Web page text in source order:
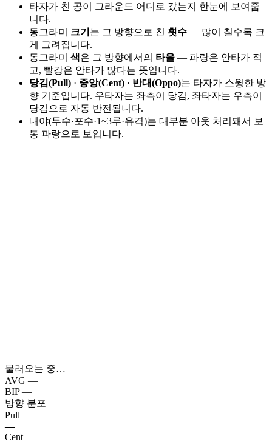
타자가 친 공이 그라운드 어디로 갔는지 한눈에 보여줍
니다.
동그라미 크기 는 그 방향으로 친 횟수 — 많이 칠수록 크
게 그려집니다.
동그라미 색은 그 방향에서의 타율 — 파랑은 안타가 적
고, 빨강은 안타가 많다는 뜻입니다.
당김(Pull) · 중앙(Cent) · 반대(Oppo)는 타자가 스윙한 방
향 기준입니다. 우타자는 좌측이 당김, 좌타자는 우측이
당김으로 자동 반전됩니다.
내야(투수·포수·1~3루·유격)는 대부분 아웃 처리돼서 보
통 파랑으로 보입니다.
불러오는 중…
AVG —
BIP —
방향 분포
Pull
—
Cent